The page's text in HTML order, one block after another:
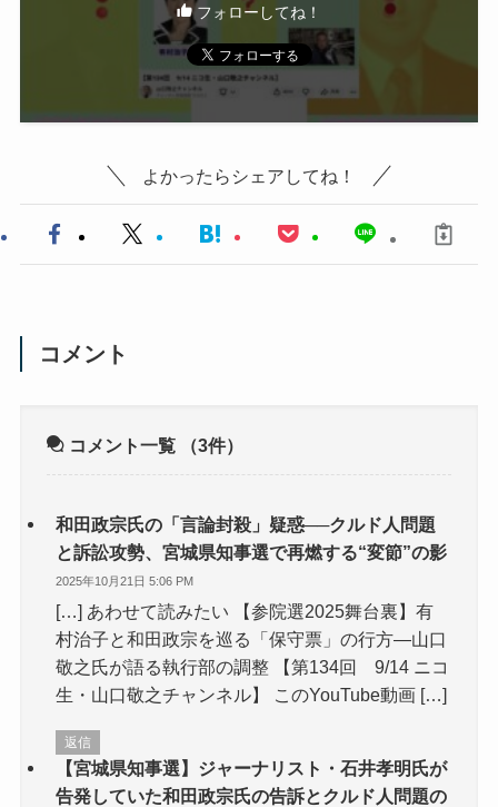
フォローしてね！
よかったらシェアしてね！
コメント
コメント一覧 （3件）
和田政宗氏の「言論封殺」疑惑──クルド人問題
と訴訟攻勢、宮城県知事選で再燃する“変節”の影
2025年10月21日 5:06 PM
[…] あわせて読みたい 【参院選2025舞台裏】有
村治子と和田政宗を巡る「保守票」の行方—山口
敬之氏が語る執行部の調整 【第134回 9/14 ニコ
生・山口敬之チャンネル】 このYouTube動画 […]
返信
【宮城県知事選】ジャーナリスト・石井孝明氏が
告発していた和田政宗氏の告訴とクルド人問題の